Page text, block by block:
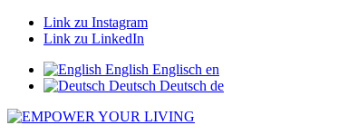
Link zu Instagram
Link zu LinkedIn
English Englisch en
Deutsch Deutsch de